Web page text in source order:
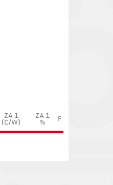
ZA 1
(C/W)
ZA 1
% F